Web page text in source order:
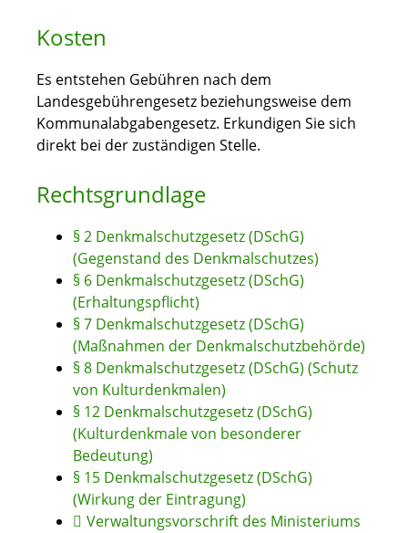
Kosten
Es entstehen Gebühren nach dem
Landesgebührengesetz beziehungsweise dem
Kommunalabgabengesetz. Erkundigen Sie sich
direkt bei der zuständigen Stelle.
Rechtsgrundlage
§ 2 Denkmalschutzgesetz (DSchG)
(Gegenstand des Denkmalschutzes)
§ 6 Denkmalschutzgesetz (DSchG)
(Erhaltungspflicht)
§ 7 Denkmalschutzgesetz (DSchG)
(Maßnahmen der Denkmalschutzbehörde)
§ 8 Denkmalschutzgesetz (DSchG) (Schutz
von Kulturdenkmalen)
§ 12 Denkmalschutzgesetz (DSchG)
(Kulturdenkmale von besonderer
Bedeutung)
§ 15 Denkmalschutzgesetz (DSchG)
(Wirkung der Eintragung)
Verwaltungsvorschrift des Ministeriums